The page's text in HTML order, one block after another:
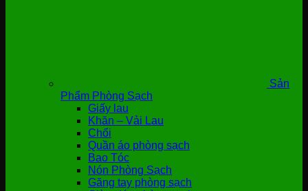
Sản
Phẩm Phòng Sạch
Giấy lau
Khăn – Vải Lau
Chổi
Quần áo phòng sạch
Bao Tóc
Nón Phòng Sạch
Găng tay phòng sạch